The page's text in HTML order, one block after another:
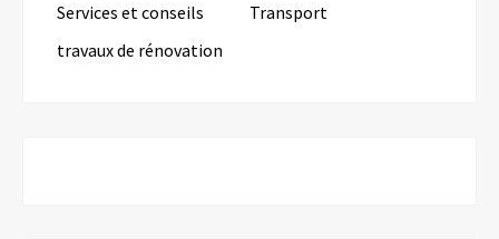
Services et conseils
Transport
travaux de rénovation